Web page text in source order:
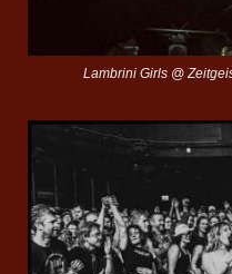
Lambrini Girls @